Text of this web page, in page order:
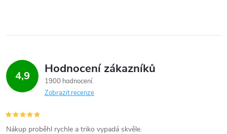
4,9 Hodnocení zákazníků
1900 hodnocení
Zobrazit recenze
Nákup proběhl rychle a triko vypadá skvěle.